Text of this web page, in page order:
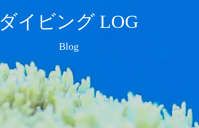
ダイビング LOG
Blog